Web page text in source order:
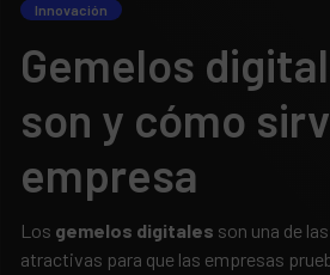
Innovación
Gemelos
son y cómo
empresa
Los gemelos digitales son una de
atractivas para que las empresas